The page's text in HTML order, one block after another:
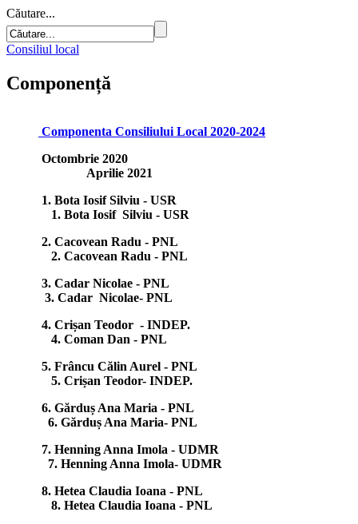
Căutare...
Consiliul local
Componență
Componenta Consiliului Local 2020-2024
Octombrie 2020
Aprilie 2021
1. Bota Iosif Silviu - USR
1. Bota Iosif Silviu - USR
2. Cacovean Radu - PNL
2. Cacovean Radu - PNL
3. Cadar Nicolae - PNL
3. Cadar Nicolae- PNL
4. Crișan Teodor - INDEP.
4. Coman Dan - PNL
5. Frâncu Călin Aurel - PNL
5. Crișan Teodor- INDEP.
6. Gărduș Ana Maria - PNL
6. Gărduș Ana Maria- PNL
7. Henning Anna Imola - UDMR
7. Henning Anna Imola- UDMR
8. Hetea Claudia Ioana - PNL
8. Hetea Claudia Ioana - PNL